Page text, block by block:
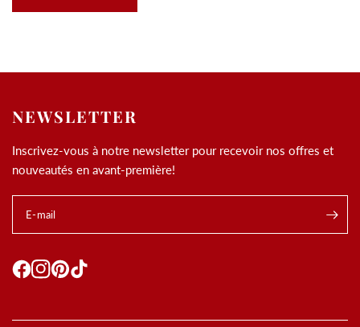
NEWSLETTER
Inscrivez-vous à notre newsletter pour recevoir nos offres et
nouveautés en avant-première!
E-mail
Utilisation des